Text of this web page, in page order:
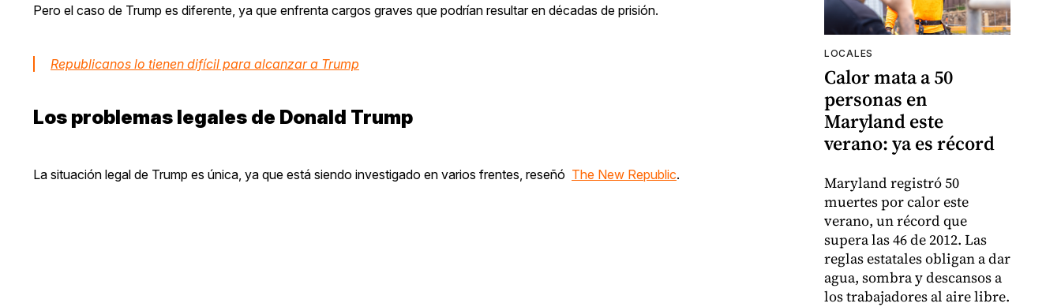
Pero el caso de Trump es diferente, ya que enfrenta cargos graves que podrían resultar en décadas de prisión.
Republicanos lo tienen difícil para alcanzar a Trump
Los problemas legales de Donald Trump
La situación legal de Trump es única, ya que está siendo investigado en varios frentes, reseñó The New Republic.
LOCALES
Calor mata a 50
personas en
Maryland este
verano: ya es récord
Maryland registró 50
muertes por calor este
verano, un récord que
supera las 46 de 2012. Las
reglas estatales obligan a dar
agua, sombra y descansos a
los trabajadores al aire libre.